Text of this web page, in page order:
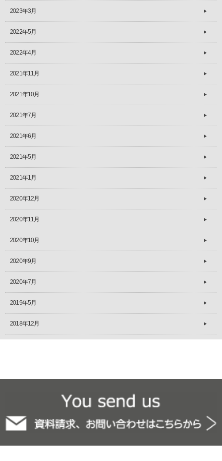
2023年3月
2022年5月
2022年4月
2021年11月
2021年10月
2021年7月
2021年6月
2021年5月
2021年1月
2020年12月
2020年11月
2020年10月
2020年9月
2020年7月
2019年5月
2018年12月